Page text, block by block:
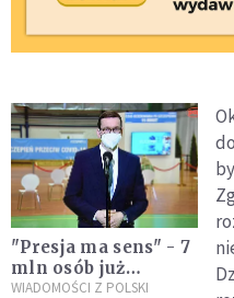
"Presja ma sens" - 7
mln osób już
zaszczepionych,
WIADOMOŚCI Z POLSKI